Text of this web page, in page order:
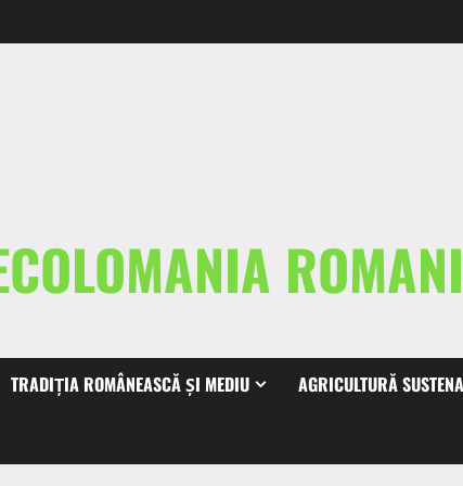
TRADIȚIA ROMÂNEASCĂ ȘI MEDIU AGRICULTURĂ